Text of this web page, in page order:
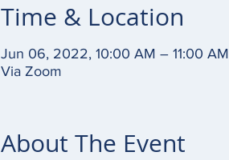
Time & Location
Jun 06, 2022, 10:00 AM – 11:00 AM
Via Zoom
About The Event